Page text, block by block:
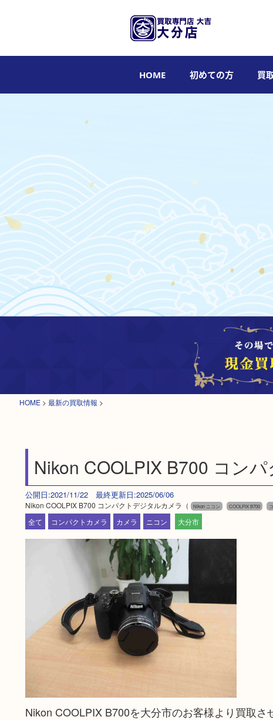
HOME 初めての方 買
HOME > 最新の買取情報 >
Nikon COOLPIX B700 コン
公開日:2021/11/22 最終更新日:2025/06/06
Nikon COOLPIX B700 コンパクトデジタルカメラ（ Nikon ニコン COOLPIX B700
全て
コンパクトカメラ カメラ ニコン 大分市
Nikon COOLPIX B700を大分市のお客様より買取さ